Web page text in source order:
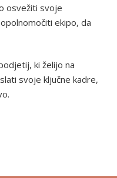
osvežiti svoje
ekipo, da
ki želijo na
svoje ključne kadre,